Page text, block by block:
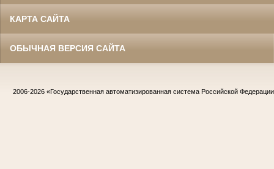
КАРТА САЙТА
ОБЫЧНАЯ ВЕРСИЯ САЙТА
2006-2026 «Государственная автоматизированная система Российской